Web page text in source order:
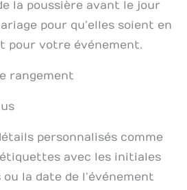
la poussière avant le jour
pour qu’elles soient en
pour votre événement.
rangement
personnalisés comme
avec les initiales
ou la date de l’événement